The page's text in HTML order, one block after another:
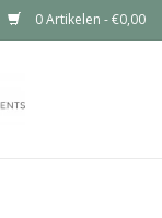
0 Artikelen - €0,00